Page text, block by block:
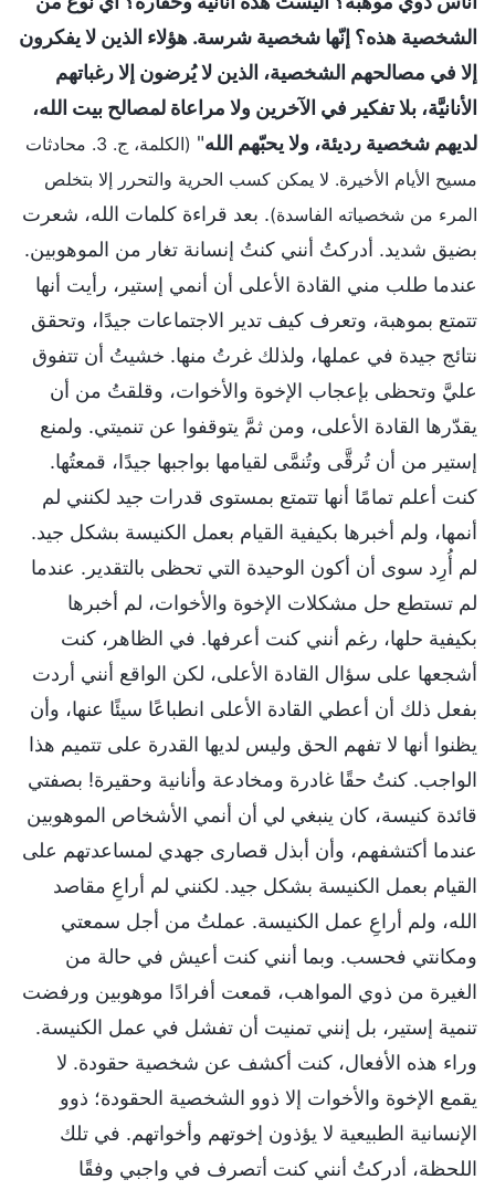
الشخصية هذه؟ إنّها شخصية شرسة. هؤلاء الذين لا يفكرون
إلا في مصالحهم الشخصية، الذين لا يُرضون إلا رغباتهم
الأنانيَّة، بلا تفكير في الآخرين ولا مراعاة لمصالح بيت الله،
لديهم شخصية رديئة، ولا يحبّهم الله"
(الكلمة، ج. 3. محادثات
مسيح الأيام الأخيرة. لا يمكن كسب الحرية والتحرر إلا بتخلص
المرء من شخصياته الفاسدة). بعد قراءة كلمات الله، شعرت
بضيق شديد. أدركتُ أنني كنتُ إنسانة تغار من الموهوبين.
عندما طلب مني القادة الأعلى أن أنمي إستير، رأيت أنها
تتمتع بموهبة، وتعرف كيف تدير الاجتماعات جيدًا، وتحقق
نتائج جيدة في عملها، ولذلك غرتُ منها. خشيتُ أن تتفوق
عليَّ وتحظى بإعجاب الإخوة والأخوات، وقلقتُ من أن
يقدّرها القادة الأعلى، ومن ثمَّ يتوقفوا عن تنميتي. ولمنع
إستير من أن تُرقَّى وتُنمَّى لقيامها بواجبها جيدًا، قمعتُها.
كنت أعلم تمامًا أنها تتمتع بمستوى قدرات جيد لكنني لم
أنمها، ولم أخبرها بكيفية القيام بعمل الكنيسة بشكل جيد.
لم أُرِد سوى أن أكون الوحيدة التي تحظى بالتقدير. عندما
لم تستطع حل مشكلات الإخوة والأخوات، لم أخبرها
بكيفية حلها، رغم أنني كنت أعرفها. في الظاهر، كنت
أشجعها على سؤال القادة الأعلى، لكن الواقع أنني أردت
بفعل ذلك أن أعطي القادة الأعلى انطباعًا سيئًا عنها، وأن
يظنوا أنها لا تفهم الحق وليس لديها القدرة على تتميم هذا
الواجب. كنتُ حقًا غادرة ومخادعة وأنانية وحقيرة! بصفتي
قائدة كنيسة، كان ينبغي لي أن أنمي الأشخاص الموهوبين
عندما أكتشفهم، وأن أبذل قصارى جهدي لمساعدتهم على
القيام بعمل الكنيسة بشكل جيد. لكنني لم أراعِ مقاصد
الله، ولم أراعِ عمل الكنيسة. عملتُ من أجل سمعتي
ومكانتي فحسب. وبما أنني كنت أعيش في حالة من
الغيرة من ذوي المواهب، قمعت أفرادًا موهوبين ورفضت
تنمية إستير، بل إنني تمنيت أن تفشل في عمل الكنيسة.
وراء هذه الأفعال، كنت أكشف عن شخصية حقودة. لا
يقمع الإخوة والأخوات إلا ذوو الشخصية الحقودة؛ ذوو
الإنسانية الطبيعية لا يؤذون إخوتهم وأخواتهم. في تلك
اللحظة، أدركتُ أنني كنت أتصرف في واجبي وفقًا